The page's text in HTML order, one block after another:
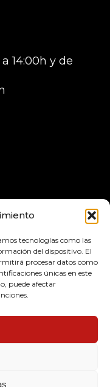
tecnologías como las
del dispositivo. El
procesar datos como
únicas en este
puede afectar
14:00h y de
y